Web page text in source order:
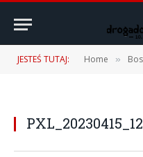
JESTEŚ TUTAJ: Home »